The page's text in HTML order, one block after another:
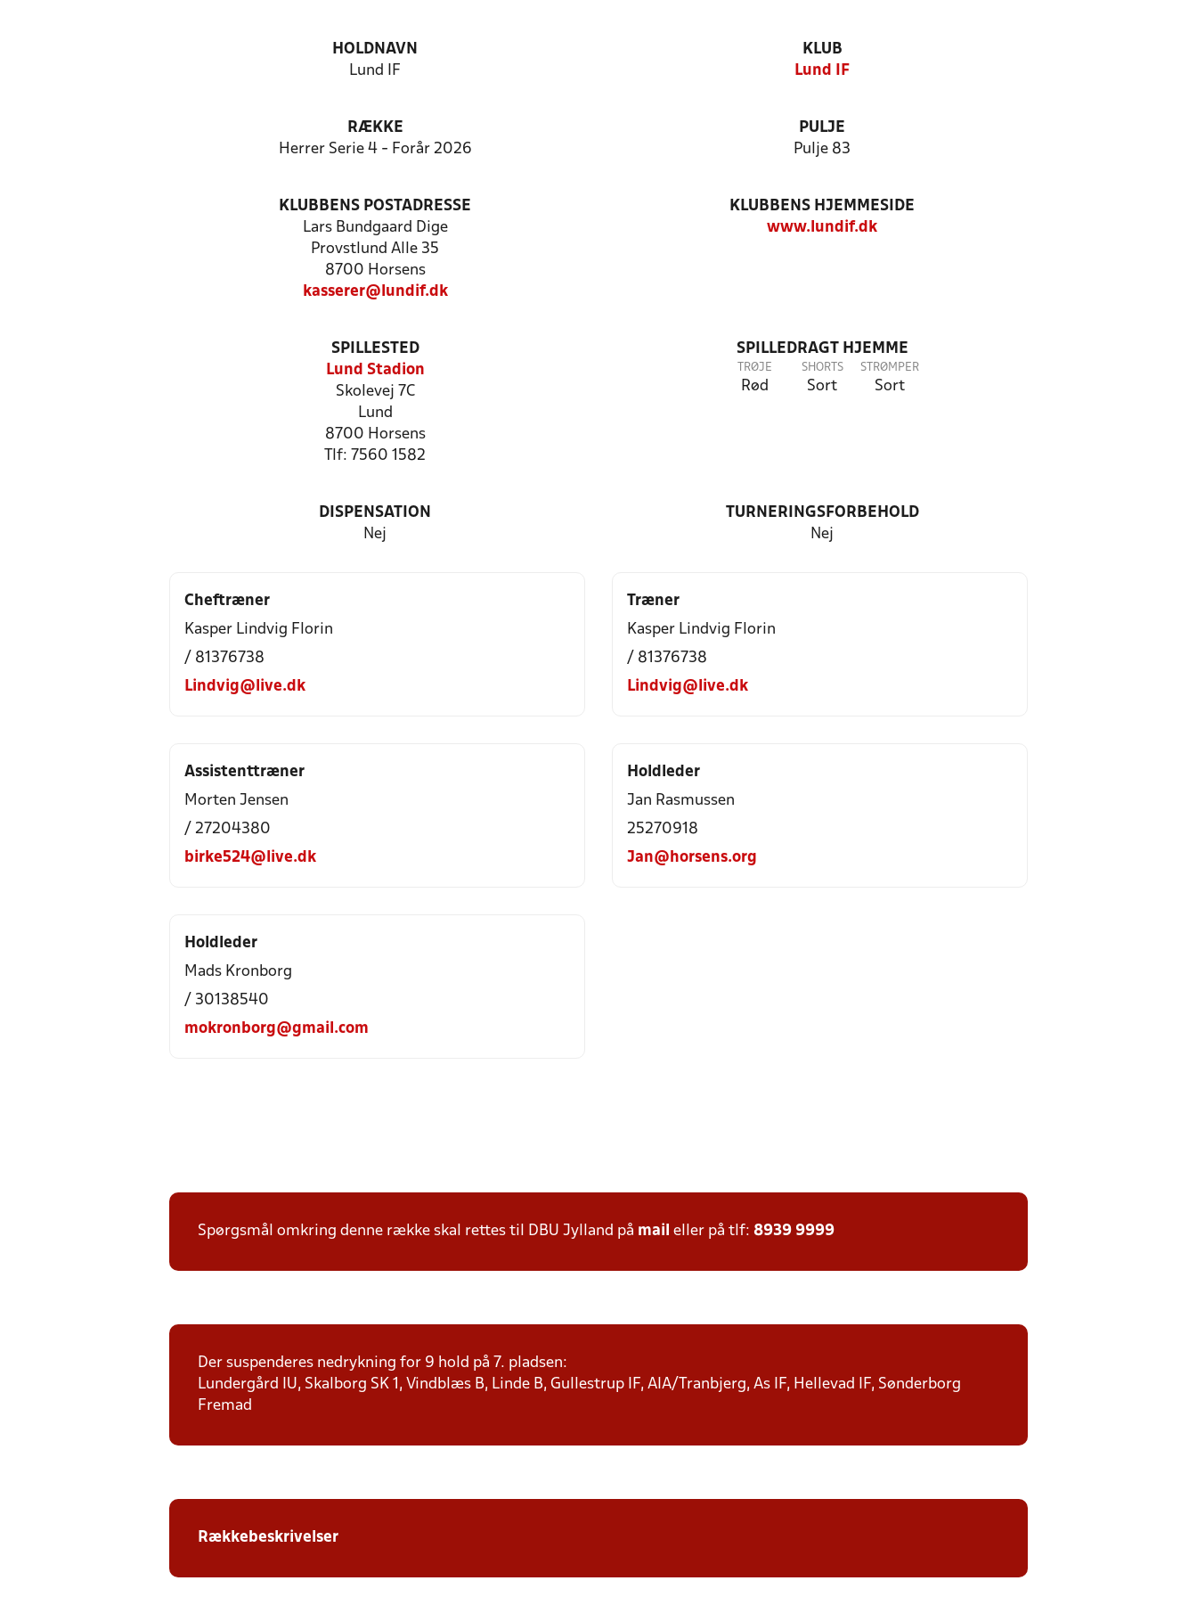
HOLDNAVN
Lund IF
KLUB
Lund IF
RÆKKE
Herrer Serie 4 - Forår 2026
PULJE
Pulje 83
KLUBBENS POSTADRESSE
Lars Bundgaard Dige
Provstlund Alle 35
8700 Horsens
kasserer@lundif.dk
KLUBBENS HJEMMESIDE
www.lundif.dk
SPILLESTED
Lund Stadion
Skolevej 7C
Lund
8700 Horsens
Tlf: 7560 1582
SPILLEDRAGT HJEMME
TRØJE
Rød
SHORTS
Sort
STRØMPER
Sort
DISPENSATION
Nej
TURNERINGSFORBEHOLD
Nej
Cheftræner
Kasper Lindvig Florin
/ 81376738
Lindvig@live.dk
Træner
Kasper Lindvig Florin
/ 81376738
Lindvig@live.dk
Assistenttræner
Morten Jensen
/ 27204380
birke524@live.dk
Holdleder
Jan Rasmussen
25270918
Jan@horsens.org
Holdleder
Mads Kronborg
/ 30138540
mokronborg@gmail.com
Spørgsmål omkring denne række skal rettes til DBU Jylland på mail eller på tlf: 8939 9999
Der suspenderes nedrykning for 9 hold på 7. pladsen:
Lundergård IU, Skalborg SK 1, Vindblæs B, Linde B, Gullestrup IF, AIA/Tranbjerg, As IF, Hellevad IF, Sønderborg
Fremad
Rækkebeskrivelser